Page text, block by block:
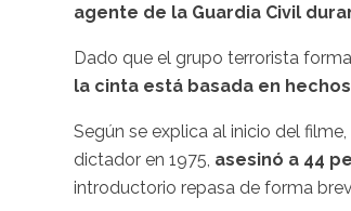
agente de la Guardia Civil
Dado que el grupo terrorista
la cinta está basada en
Según se explica al inicio del
dictador en 1975, asesinó a 44
introductorio repasa de forma